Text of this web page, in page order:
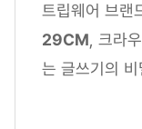
트립웨어 브랜
29CM, 크라
는 글쓰기의